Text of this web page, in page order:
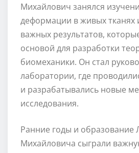
Михайлович занялся
деформации в живых тканях
важных результатов,
основой для разработки
биомеханики. Он стал
лаборатории, где
и разрабатывались новые
исследования.
Ранние годы и образование
Михайловича сыграли